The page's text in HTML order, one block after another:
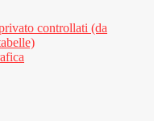
controllati (da